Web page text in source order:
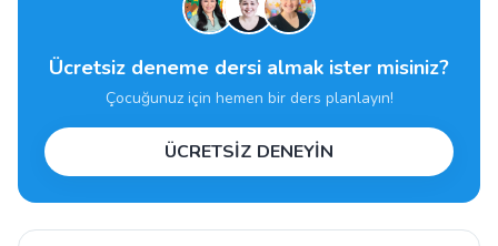
Ücretsiz deneme dersi almak ister misiniz?
Çocuğunuz için hemen bir ders planlayın!
ÜCRETSİZ DENEYİN